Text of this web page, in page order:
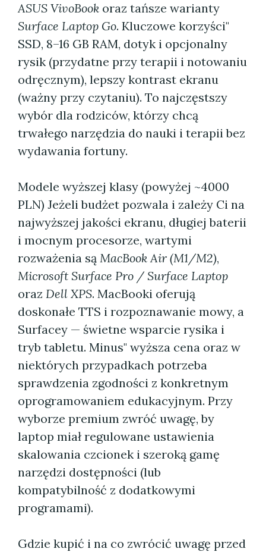
ASUS VivoBook oraz tańsze warianty
Surface Laptop Go. Kluczowe korzyści"
SSD, 8–16 GB RAM, dotyk i opcjonalny
rysik (przydatne przy terapii i notowaniu
odręcznym), lepszy kontrast ekranu
(ważny przy czytaniu). To najczęstszy
wybór dla rodziców, którzy chcą
trwałego narzędzia do nauki i terapii bez
wydawania fortuny.
Modele wyższej klasy (powyżej ~4000
PLN) Jeżeli budżet pozwala i zależy Ci na
najwyższej jakości ekranu, długiej baterii
i mocnym procesorze, wartymi
rozważenia są MacBook Air (M1/M2),
Microsoft Surface Pro / Surface Laptop
oraz Dell XPS. MacBooki oferują
doskonałe TTS i rozpoznawanie mowy, a
Surfacey — świetne wsparcie rysika i
tryb tabletu. Minus" wyższa cena oraz w
niektórych przypadkach potrzeba
sprawdzenia zgodności z konkretnym
oprogramowaniem edukacyjnym. Przy
wyborze premium zwróć uwagę, by
laptop miał regulowane ustawienia
skalowania czcionek i szeroką gamę
narzędzi dostępności (lub
kompatybilność z dodatkowymi
programami).
Gdzie kupić i na co zwrócić uwagę przed